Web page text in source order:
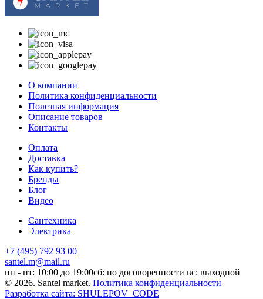
О компании
Политика конфиденциальности
Полезная информация
Описание товаров
Контакты
Оплата
Доставка
Как купить?
Бренды
Блог
Видео
Сантехника
Электрика
+7 (495) 792 93 00
santel.m@mail.ru
пн - пт: 10:00 до 19:00сб: по договоренности вс: выходной
© 2026. Santel market. Политика конфиденциальности
Разработка сайта: SHULEPOV_CODE